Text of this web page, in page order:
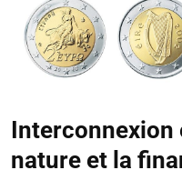
Interconnexion
nature et la